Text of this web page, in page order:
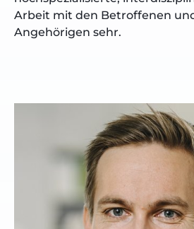
Arbeit mit den Betroffenen
Angehörigen sehr.